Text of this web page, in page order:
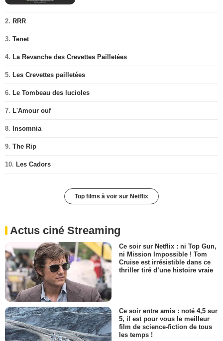
2. RRR
3. Tenet
4. La Revanche des Crevettes Pailletées
5. Les Crevettes pailletées
6. Le Tombeau des lucioles
7. L'Amour ouf
8. Insomnia
9. The Rip
10. Les Cadors
Top films à voir sur Netflix
Actus ciné Streaming
Ce soir sur Netflix : ni Top Gun,
ni Mission Impossible ! Tom
Cruise est irrésistible dans ce
thriller tiré d’une histoire vraie
Ce soir entre amis : noté 4,5 sur
5, il est pour vous le meilleur
film de science-fiction de tous
les temps !